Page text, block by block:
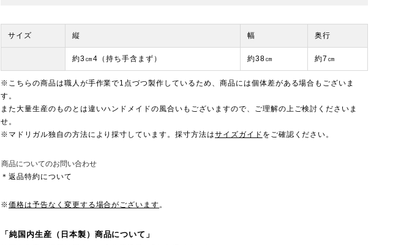
サイズ 縦 幅 奥行
約3㎝4（持ち手含まず） 約38㎝ 約7㎝
※こちらの商品は職人が手作業で1点づつ製作しているため、商品には個体差がある場合もございま
す。
また大量生産のものとは違いハンドメイドの風合いもございますので、ご理解の上ご検討くださいま
せ。
※マドリガル独自の方法により採寸しています。採寸方法はサイズガイド をご確認ください。
商品についてのお問い合わせ
＊返品特約について
※価格は予告なく変更する場合がございます。
「純国内生産（日本製）商品について」